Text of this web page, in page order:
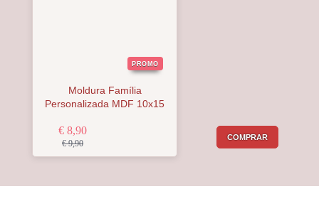
PROMO
Moldura Família
Personalizada MDF 10x15
€ 8,90
€ 9,90
COMPRAR